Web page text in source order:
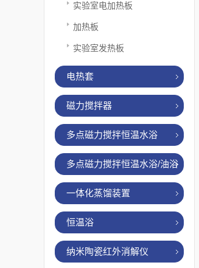
实验室电加热板
加热板
实验室发热板
电热套
磁力搅拌器
多点磁力搅拌恒温水浴
多点磁力搅拌恒温水浴/油浴
一体化蒸馏装置
恒温浴
纳米陶瓷红外消解仪